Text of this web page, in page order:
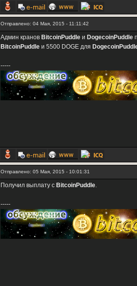
Отправлено: 04 Мая, 2015 - 11:11:42
Админ кранов BitcoinPuddle и DogecoinPuddle
BitcoinPuddle и 5500 DOGE для
-----
Отправлено: 05 Мая, 2015 - 10:01:31
Получил выплату с BitcoinPuddle.
-----